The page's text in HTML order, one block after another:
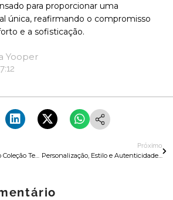
para proporcionar uma
única, reafirmando o compromisso
e a sofisticação.
Yooper
Coquetel Pré-Lançamento Coleção TerraCor 2026
Próximo
Personalização, Estilo e Autenticidade Destacam a Coleção TerraCor